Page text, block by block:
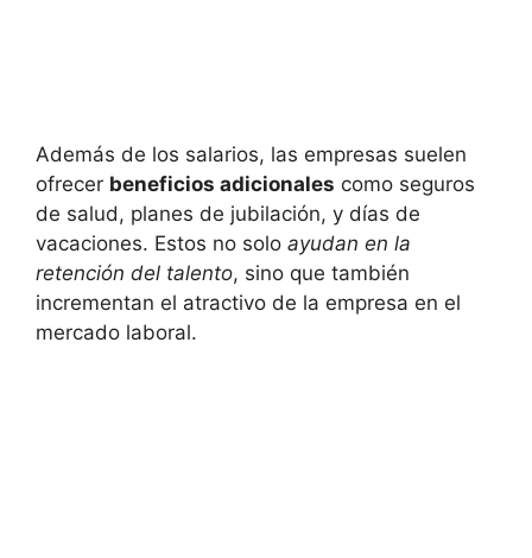
Además de los salarios, las empresas suelen
ofrecer beneficios adicionales como seguros
de salud, planes de jubilación, y días de
vacaciones. Estos no solo ayudan en la
retención del talento, sino que también
incrementan el atractivo de la empresa en el
mercado laboral.